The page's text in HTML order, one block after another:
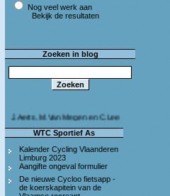
Nog veel werk aan
Bekijk de resultaten
Zoeken in blog
Megen en C.Leeman - Van harte proficiat!
WTC Sportief As
Kalender Cycling Vlaanderen
Limburg 2023
Aangifte ongeval formulier
De nieuwe Cycloo fietsapp -
de koerskapitein van de